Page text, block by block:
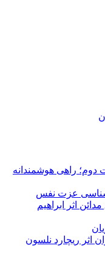
دوم؛ راهی هوشمندانه
عزت نفس
اثر ابراهیم
اثر ریچارد نلسون